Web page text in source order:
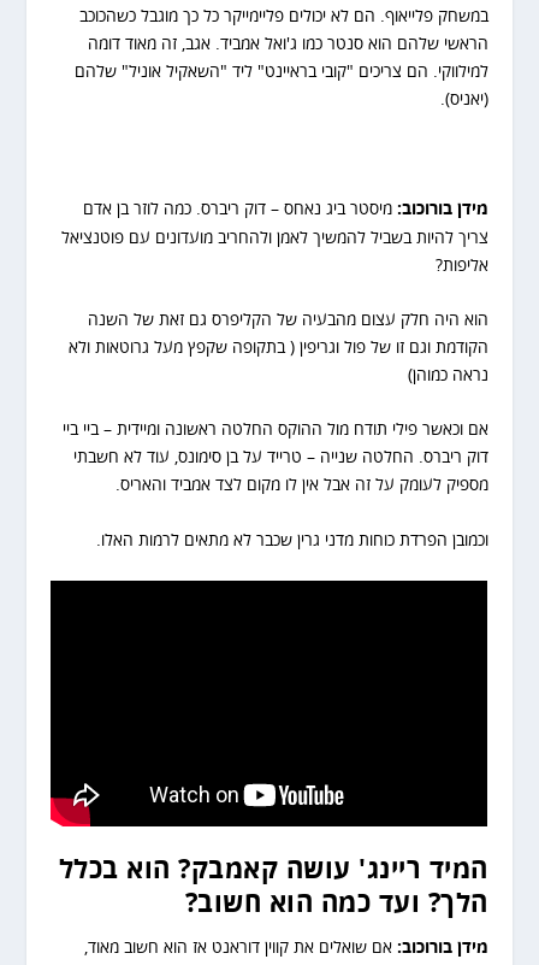
במשחק פלייאוף. הם לא יכולים פליימייקר כל כך מוגבל כשהכוכב
הראשי שלהם הוא סנטר כמו ג'ואל אמביד. אגב, זה מאוד דומה
למילווקי. הם צריכים "קובי בראיינט" ליד "השאקיל אוניל" שלהם
(יאניס).
מידן בורוכוב:מיסטר ביג נאחס – דוק ריברס. כמה לוזר בן אדם
צריך להיות בשביל להמשיך לאמן ולהחריב מועדונים עם פוטנציאל
אליפות?
הוא היה חלק עצום מהבעיה של הקליפרס גם זאת של השנה
הקודמת וגם זו של פול וגריפין ( בתקופה שקפץ מעל גרוטאות ולא
נראה כמוהן)
אם וכאשר פילי תודח מול ההוקס החלטה ראשונה ומיידית – ביי ביי
דוק ריברס. החלטה שנייה – טרייד על בן סימונס, עוד לא חשבתי
מספיק לעומק על זה אבל אין לו מקום לצד אמביד והאריס.
וכמובן הפרדת כוחות מדני גרין שכבר לא מתאים לרמות האלו.
המיד ריינג' עושה קאמבק? הוא בכלל
הלך? ועד כמה הוא חשוב?
מידן בורוכוב:אם שואלים את קווין דוראנט אז הוא חשוב מאוד,